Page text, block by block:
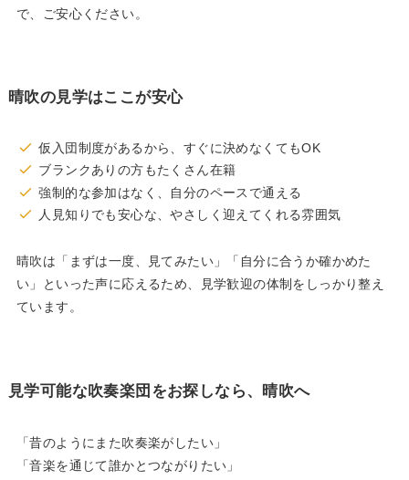
で、ご安心ください。
晴吹の見学はここが安心
仮入団制度があるから、すぐに決めなくてもOK
ブランクありの方もたくさん在籍
強制的な参加はなく、自分のペースで通える
人見知りでも安心な、やさしく迎えてくれる雰囲気
晴吹は「まずは一度、見てみたい」「自分に合うか確かめた
い」といった声に応えるため、見学歓迎の体制をしっかり整え
ています。
見学可能な吹奏楽団をお探しなら、晴吹へ
「昔のようにまた吹奏楽がしたい」
「音楽を通じて誰かとつながりたい」